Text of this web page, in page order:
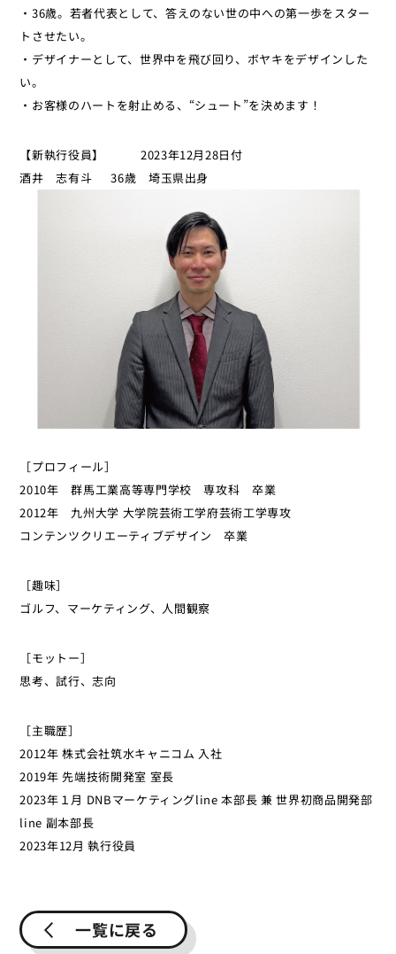
・36歳。若者代表として、答えのない世の中への第一歩をスター
トさせたい。
・デザイナーとして、世界中を飛び回り、ボヤキをデザインした
い。
・お客様のハートを射止める、“シュート”を決めます！
【新執行役員】 2023年12月28日付
酒井 志有斗 36歳 埼玉県出身
［プロフィール］
2010年 群馬工業高等専門学校 専攻科 卒業
2012年 九州大学 大学院芸術工学府芸術工学専攻
コンテンツクリエーティブデザイン 卒業
［趣味］
ゴルフ、マーケティング、人間観察
［モットー］
思考、試行、志向
［主職歴］
2012年 株式会社筑水キャニコム 入社
2019年 先端技術開発室 室長
2023年１月 DNBマーケティングline 本部長 兼 世界初商品開発部
line 副本部長
2023年12月 執行役員
一覧に戻る